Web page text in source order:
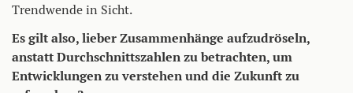
Trendwende in Sicht.
Es gilt also, lieber Zusammenhänge aufzudröseln,
anstatt Durchschnittszahlen zu betrachten, um
Entwicklungen zu verstehen und die Zukunft zu